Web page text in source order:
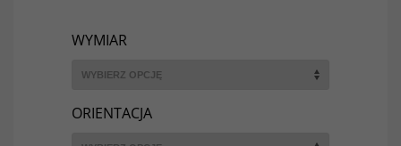
WYMIAR
ORIENTACJA